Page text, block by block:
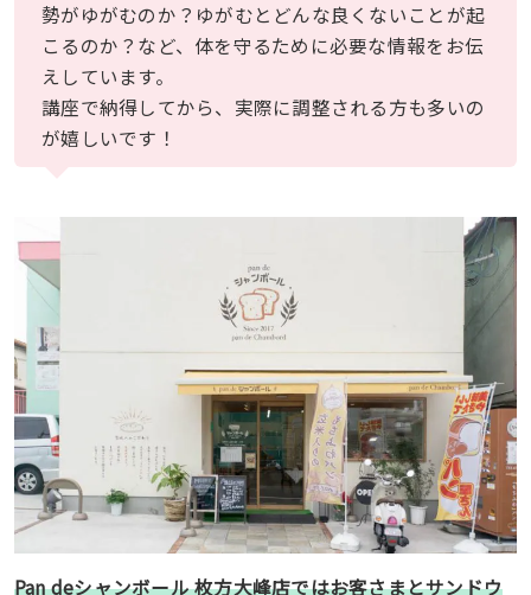
勢がゆがむのか？ゆがむとどんな良くないことが起
こるのか？など、体を守るために必要な情報をお伝
えしています。
講座で納得してから、実際に調整される方も多いの
が嬉しいです！
Pan deシャンボール 枚方大峰店ではお客さまとサンドウ